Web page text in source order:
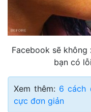
Facebook sẽ
bạn có
Xem thêm: 6 cách
cực đơn giản